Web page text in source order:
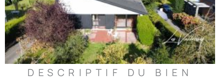
DESCRIPTIF DU BIEN